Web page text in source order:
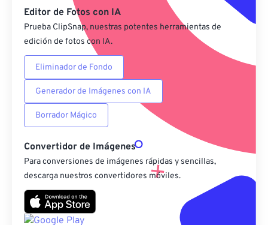
Editor de Fotos con IA
Prueba ClipSnap, nuestras potentes herramientas de
edición de fotos con IA.
Eliminador de Fondo
Generador de Imágenes con IA
Borrador Mágico
Convertidor de Imágenes
Para conversiones de imágenes rápidas y sencillas,
descarga nuestros convertidores móviles.